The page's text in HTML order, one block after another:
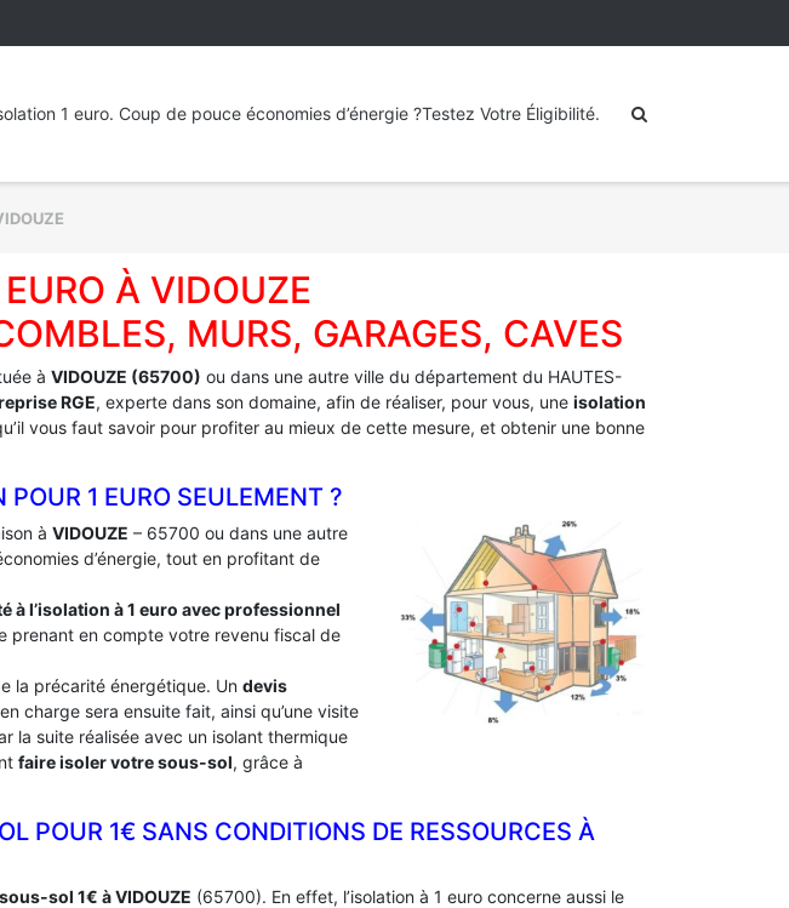
1 euro. Coup de pouce économies d’énergie ?Testez Votre Éligibilité.
À VIDOUZE
MURS, GARAGES, CAVES
à VIDOUZE (65700) ou dans une autre ville du département du HAUTES-
RGE, experte dans son domaine, afin de réaliser, pour vous, une isolation
vous faut savoir pour profiter au mieux de cette mesure, et obtenir une bonne
1 EURO SEULEMENT ?
à VIDOUZE – 65700 ou dans une autre
d’énergie, tout en profitant de
à l’isolation à 1 euro avec professionnel
prenant en compte votre revenu fiscal de
la précarité énergétique. Un devis
charge sera ensuite fait, ainsi qu’une visite
la suite réalisée avec un isolant thermique
faire isoler votre sous-sol, grâce à
POUR 1€ SANS CONDITIONS DE RESSOURCES À
sol 1€ à VIDOUZE (65700). En effet, l’isolation à 1 euro concerne aussi le